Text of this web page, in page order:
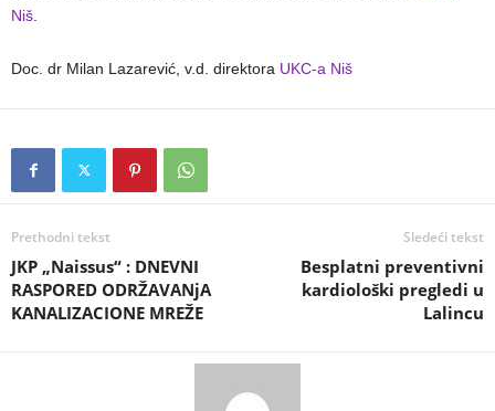
Niš
Doc. dr Milan Lazarević, v.d. direktora UKC-a Niš
Prethodni tekst
JKP „Naissus“ : DNEVNI
RASPORED ODRŽAVANjA
KANALIZACIONE MREŽE
Sledeći tekst
Besplatni preventivni
kardiološki pregledi u
Lalincu